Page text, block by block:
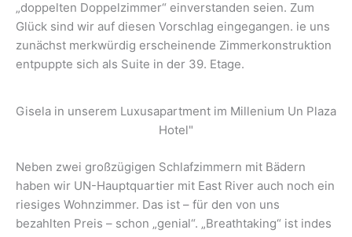
„doppelten Doppelzimmer“ einverstanden seien. Zum
Glück sind wir auf diesen Vorschlag eingegangen. ie uns
zunächst merkwürdig erscheinende Zimmerkonstruktion
entpuppte sich als Suite in der 39. Etage.
Gisela in unserem Luxusapartment im Millenium Un Plaza
Hotel"
Neben zwei großzügigen Schlafzimmern mit Bädern
haben wir UN-Hauptquartier mit East River auch noch ein
riesiges Wohnzimmer. Das ist – für den von uns
bezahlten Preis – schon „genial“. „Breathtaking“ ist indes